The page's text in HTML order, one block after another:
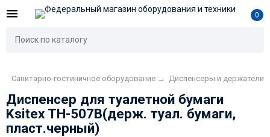
0
Санитарно-гостиничное оборудование → Диспенсеры и держатели
Диспенсер для туалетной бумаги
Ksitex TН-507B(держ. туал. бумаги,
пласт.черный)